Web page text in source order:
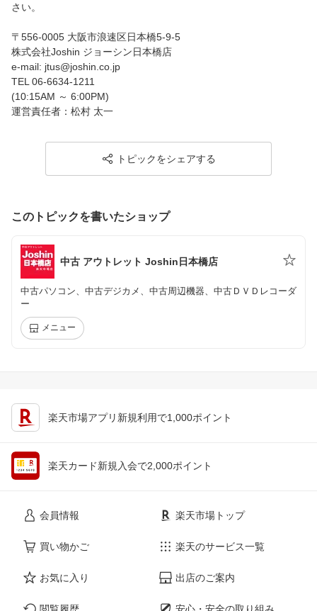
さい。
〒556-0005 大阪市浪速区日本橋5-9-5
株式会社Joshin ジョーシン日本橋店
e-mail: jtus@joshin.co.jp
TEL 06-6634-1211
(10:15AM ～ 6:00PM)
運営責任者：松村 太一
トピックをシェアする
このトピックを書いたショップ
中古 アウトレット Joshin日本橋店
中古パソコン、中古デジカメ、中古周辺機器、中古ＤＶＤレコーダ
ー
メニュー
楽天市場アプリ新規利用で1,000ポイント
楽天カード新規入会で2,000ポイント
会員情報
買い物かご
お気に入り
閲覧履歴
楽天市場トップ
楽天のサービス一覧
出店のご案内
安心・安全の取り組み